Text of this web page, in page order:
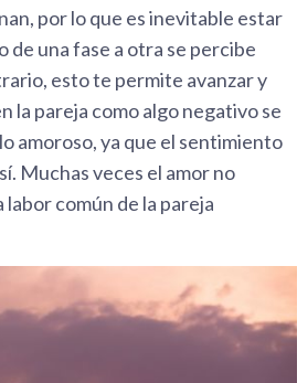
por lo que es inevitable estar
de una fase a otra se percibe
esto te permite avanzar y
la pareja como algo negativo se
amoroso, ya que el sentimiento
Muchas veces el amor no
común de la pareja